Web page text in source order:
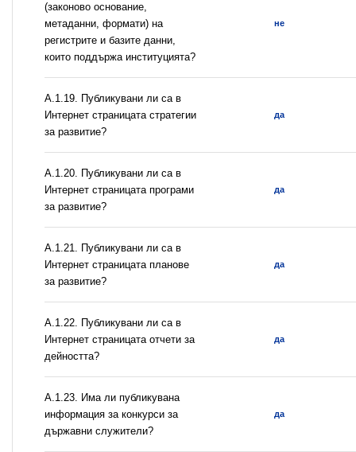
(законово основание,
метаданни, формати) на
регистрите и базите данни,
които поддържа институцията?
не
А.1.19. Публикувани ли са в
Интернет страницата стратегии
за развитие?
да
А.1.20. Публикувани ли са в
Интернет страницата програми
за развитие?
да
А.1.21. Публикувани ли са в
Интернет страницата планове
за развитие?
да
А.1.22. Публикувани ли са в
Интернет страницата отчети за
дейността?
да
А.1.23. Има ли публикувана
информация за конкурси за
държавни служители?
да